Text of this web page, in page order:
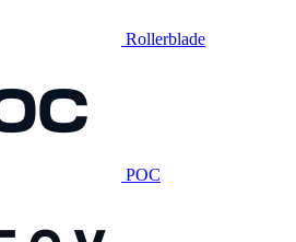
Rollerblade
POC